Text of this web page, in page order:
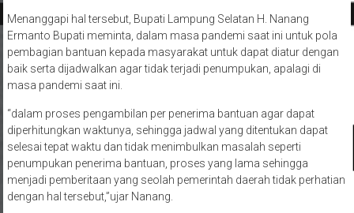
Menanggapi hal tersebut, Bupati Lampung Selatan H. Nanang
Ermanto Bupati meminta, dalam masa pandemi saat ini untuk pola
pembagian bantuan kepada masyarakat untuk dapat diatur dengan
baik serta dijadwalkan agar tidak terjadi penumpukan, apalagi di
masa pandemi saat ini.
“dalam proses pengambilan per penerima bantuan agar dapat
diperhitungkan waktunya, sehingga jadwal yang ditentukan dapat
selesai tepat waktu dan tidak menimbulkan masalah seperti
penumpukan penerima bantuan, proses yang lama sehingga
menjadi pemberitaan yang seolah pemerintah daerah tidak perhatian
dengan hal tersebut,”ujar Nanang.